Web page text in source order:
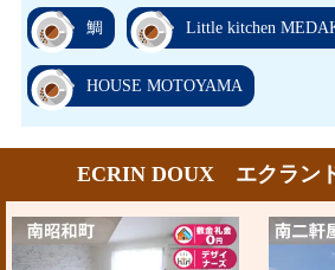
鯛 Little kitchen
HOUSE MOTOYAMA
ECRIN DOUX エクラン